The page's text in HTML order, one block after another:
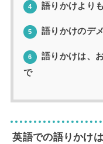
4 語りかけより
5 語りかけのデ
6
語りかけは、
で
英語での語りかけ